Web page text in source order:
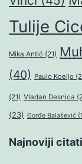
Tulije
Mika Antić (21)
(40) Paulo Koeljo
(21) Vladan Desnica
(23) Đorđe Balašević
Najnoviji citati